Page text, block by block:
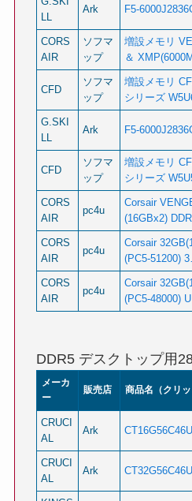
LL
Ark F5-
CORS
AIR
ソフマ
ップ
増設メモリ
＆
CFD
ソフマ
ップ
増設メモリ
シリーズ
G.SKI
LL
Ark F5-
CFD
ソフマ
ップ
増設メモリ
シリーズ
CORS
AIR
pc4u
Corsair
(16GBx2)
CORS
AIR
pc4u
Corsair
(PC5-51200)
CORS
AIR
pc4u
Corsair
(PC5-48000)
DDR5 デスクトップ用
メーカ
ー
販売店 商品名（クリ
CRUCI
AL
Ark
CRUCI
AL
Ark